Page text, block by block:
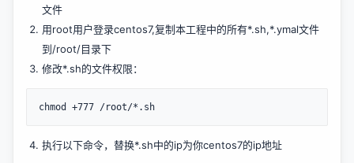
文件
用root用户登录centos7,复制本工程中的所有*.sh,*.ymal文件
到/root/目录下
修改*.sh的文件权限：
执行以下命令，替换*.sh中的ip为你centos7的ip地址